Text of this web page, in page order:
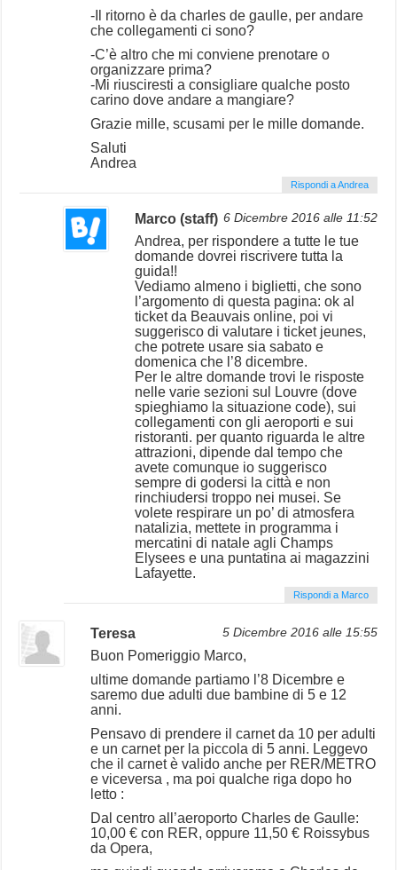
-Il ritorno è da charles de gaulle, per andare
che collegamenti ci sono?
-C’è altro che mi conviene prenotare o
organizzare prima?
-Mi riusciresti a consigliare qualche posto
carino dove andare a mangiare?
Grazie mille, scusami per le mille domande.
Saluti
Andrea
Rispondi a Andrea
Marco (staff) 6 Dicembre 2016 alle 11:52
Andrea, per rispondere a tutte le tue
domande dovrei riscrivere tutta la
guida!!
Vediamo almeno i biglietti, che sono
l’argomento di questa pagina: ok al
ticket da Beauvais online, poi vi
suggerisco di valutare i ticket jeunes,
che potrete usare sia sabato e
domenica che l’8 dicembre.
Per le altre domande trovi le risposte
nelle varie sezioni sul Louvre (dove
spieghiamo la situazione code), sui
collegamenti con gli aeroporti e sui
ristoranti. per quanto riguarda le altre
attrazioni, dipende dal tempo che
avete comunque io suggerisco
sempre di godersi la città e non
rinchiudersi troppo nei musei. Se
volete respirare un po’ di atmosfera
natalizia, mettete in programma i
mercatini di natale agli Champs
Elysees e una puntatina ai magazzini
Lafayette.
Rispondi a Marco
Teresa 5 Dicembre 2016 alle 15:55
Buon Pomeriggio Marco,
ultime domande partiamo l’8 Dicembre e
saremo due adulti due bambine di 5 e 12
anni.
Pensavo di prendere il carnet da 10 per adulti
e un carnet per la piccola di 5 anni. Leggevo
che il carnet è valido anche per RER/METRO
e viceversa , ma poi qualche riga dopo ho
letto :
Dal centro all’aeroporto Charles de Gaulle:
10,00 € con RER, oppure 11,50 € Roissybus
da Opera,